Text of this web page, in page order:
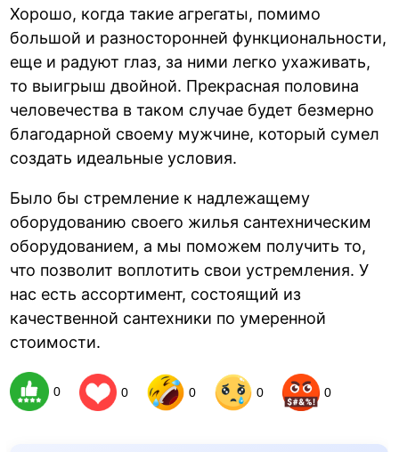
Хорошо, когда такие агрегаты, помимо
большой и разносторонней функциональности,
еще и радуют глаз, за ними легко ухаживать,
то выигрыш двойной. Прекрасная половина
человечества в таком случае будет безмерно
благодарной своему мужчине, который сумел
создать идеальные условия.
Было бы стремление к надлежащему
оборудованию своего жилья сантехническим
оборудованием, а мы поможем получить то,
что позволит воплотить свои устремления. У
нас есть ассортимент, состоящий из
качественной сантехники по умеренной
стоимости.
0 0 0 0 0